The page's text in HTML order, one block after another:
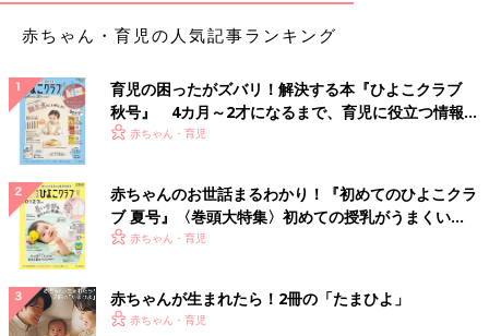
署へ異動になってくれてた！また色々な人が入って、苦手な人が
できるかもしれないけれど、しばらくは気持ちが楽に仕事ができ
「子育て」で夢をかなえたママも。
「夫とつきあう前からずーっと子どもが生まれたら『土屋鞄のラ
ンドセル』が夢でした。そして、いま一年生の子どもは土屋鞄の
ランドセルを背負って元気に登校しています！夢かなった
ど！！」
「ゲームセンターなどにある、お金を入れると動く乗り物に一緒
に乗りたいなぁとずっと思ってました。子どもを連れてゲームセ
ンターに行くと、アンパンマンやトーマス、新幹線やバスなどい
赤ちゃん・育児の人気記事ランキング
育児の困ったがズバリ！解決する本『ひよこクラブ
秋号』 4カ月～2才になるまで、育児に役立つ情報が
いっぱい！
赤ちゃん・育児
赤ちゃんのお世話まるわかり！『初めてのひよこクラ
ブ 夏号』〈巻頭大特集〉初めての授乳がうまくい
く！ おっぱい・ミルクの基本と夏のトラブル 解決テ
赤ちゃん・育児
赤ちゃんが生まれたら！2冊の「たまひよ」
赤ちゃん・育児